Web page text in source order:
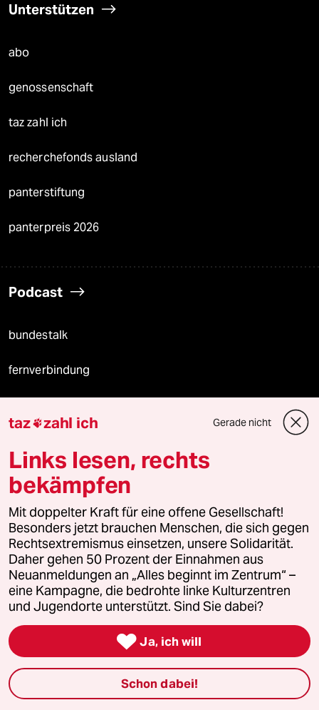
Unterstützen
abo
genossenschaft
taz zahl ich
recherchefonds ausland
panterstiftung
panterpreis 2026
Podcast
bundestalk
fernverbindung
Freie Rede
reingehen
Newsletter
team zukunft
taz frisch
taz zahl ich
taz zahl ich Gerade nicht
Links lesen, rechts
bekämpfen
Mit doppelter Kraft für eine offene Gesellschaft!
Besonders jetzt brauchen Menschen, die sich gegen
Rechtsextremismus einsetzen, unsere Solidarität.
Daher gehen 50 Prozent der Einnahmen aus
Neuanmeldungen an „Alles beginnt im Zentrum“ –
eine Kampagne, die bedrohte linke Kulturzentren
und Jugendorte unterstützt. Sind Sie dabei?
 Ja, ich will
Schon dabei!